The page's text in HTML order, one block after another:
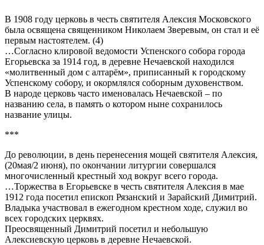
В 1908 году церковь в честь святителя Алексия Московского
была освящена священником Николаем Зверевым, он стал и её
первым настоятелем. (4)
…Согласно клировой ведомости Успенского собора города
Егорьевска за 1914 год, в деревне Нечаевской находился
«молитвенный дом с алтарём», приписанный к городскому
Успенскому собору, и окормлялся соборным духовенством.
В народе церковь часто именовалась Нечаевской – по
названию села, в память о котором ныне сохранилось
название улицы.
***
До революции, в день перенесения мощей святителя Алексия,
(20мая/2 июня), по окончании литургии совершался
многочисленный крестный ход вокруг всего города.
…Торжества в Егорьевске в честь святителя Алексия в мае
1912 года посетил епископ Рязанский и Зарайский Димитрий.
Владыка участвовал в ежегодном крестном ходе, служил во
всех городских церквях.
Преосвященный Димитрий посетил и небольшую
Алексиевскую церковь в деревне Нечаевской.